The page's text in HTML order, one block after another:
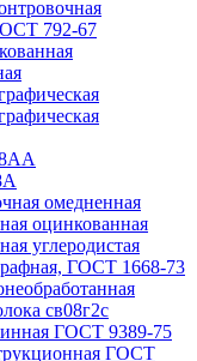
792-67
омедненная
оцинкованная
углеродистая
ГОСТ 1668-73
св08г2с
ГОСТ 9389-75
ГОСТ